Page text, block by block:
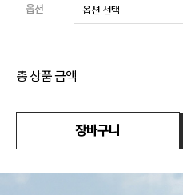
코디템
옵션
총 상품 금액
장바구니